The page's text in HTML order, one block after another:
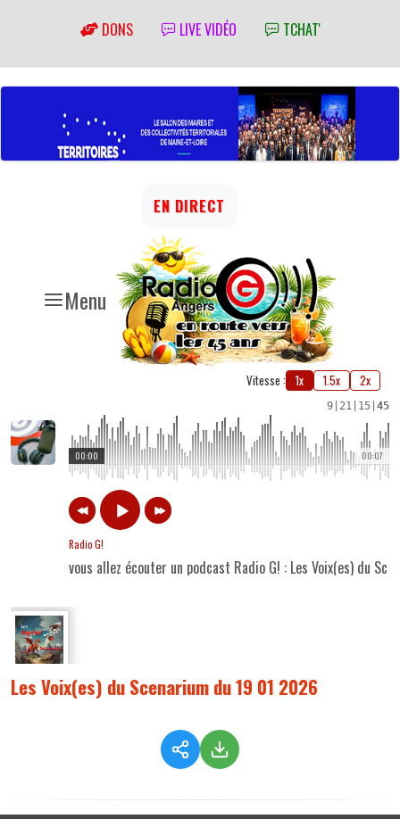
DONS LIVE VIDÉO TCHAT'
Menu
EN DIRECT
Vitesse : 1x 1.5x 2x
9 21 15 45
00:07
00:00
Radio G!
vous allez écouter un podcast Radio G! : Les Voix(es) du
Les Voix(es) du Scenarium du 19 01 2026